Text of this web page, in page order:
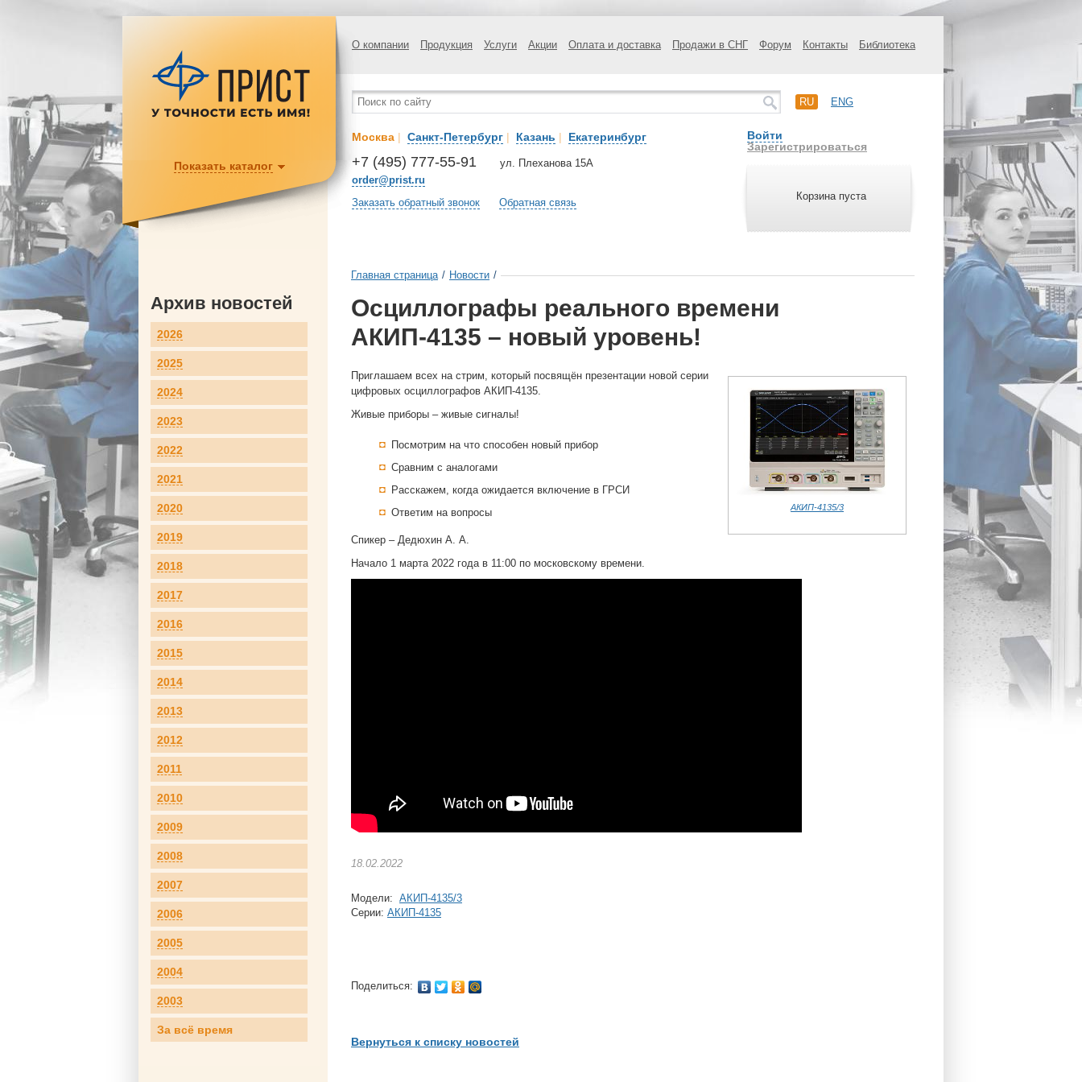
О компании Продукция Услуги Акции Оплата и доставка Продажи в СНГ Форум Контакты Библиотека
RU ENG
Москва | Санкт-Петербург | Казань | Екатеринбург
+7 (495) 777-55-91
order@prist.ru
ул. Плеханова 15А
Заказать обратный звонок Обратная связь
Войти
Зарегистрироваться
Корзина пуста
Показать каталог
Архив новостей
2026
2025
2024
2023
2022
2021
2020
2019
2018
2017
2016
2015
2014
2013
2012
2011
2010
2009
2008
2007
2006
2005
2004
2003
За всё время
Главная страница / Новости /
Осциллографы реального времени
АКИП-4135 – новый уровень!
АКИП-4135/3
Приглашаем всех на стрим, который посвящён презентации новой серии
цифровых осциллографов АКИП-4135.
Живые приборы – живые сигналы!
Посмотрим на что способен новый прибор
Сравним с аналогами
Расскажем, когда ожидается включение в ГРСИ
Ответим на вопросы
Спикер – Дедюхин А. А.
Начало 1 марта 2022 года в 11:00 по московскому времени.
18.02.2022
Модели: АКИП-4135/3
Cерии: АКИП-4135
Поделиться:
Вернуться к списку новостей